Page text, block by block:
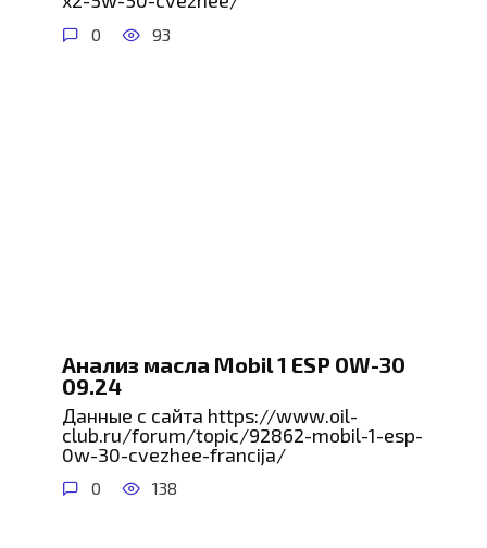
0 93
Анализ масла Mobil 1 ESP 0W-30
09.24
Данные с сайта https://www.oil-
club.ru/forum/topic/92862-mobil-1-esp-
0w-30-cvezhee-francija/
0 138